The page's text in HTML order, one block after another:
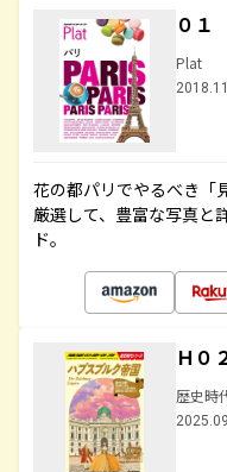
０
Plat
花の都パリでやるべき「
厳選して、豊富な写真と
ド。
Ｈ０
歴史時